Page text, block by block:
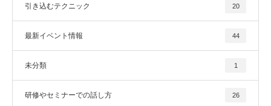
引き込むテクニック 20
最新イベント情報 44
未分類 1
研修やセミナーでの話し方 26